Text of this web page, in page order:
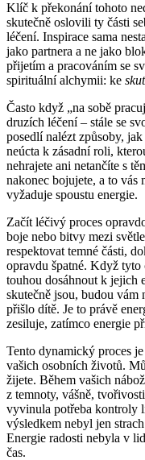
Klíč k překonání tohoto
skutečně oslovili ty části
léčení. Inspirace sama
jako partnera a ne jako
přijetím a pracováním se
spirituální alchymii: ke
Často když „na sobě
druzích léčení – stále se
posedlí nalézt způsoby,
neúcta k zásadní roli,
nehrajete ani netančíte s
nakonec bojujete, a to vás
vyžaduje spoustu energie.
Začít léčivý proces
boje nebo bitvy mezi
respektovat temné části,
opravdu špatné. Když tyto
touhou dosáhnout k jejich
skutečně jsou, budou
přišlo dítě. Je to právě
zesiluje, zatímco energie
Tento dynamický proces
vašich osobních životů.
žijete. Během vašich
z temnoty, vášně,
vyvinula potřeba kontroly
výsledkem nebyl jen
Energie radosti nebyla v
čas.